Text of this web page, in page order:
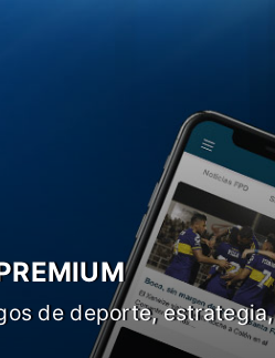
de deporte, estrategia,